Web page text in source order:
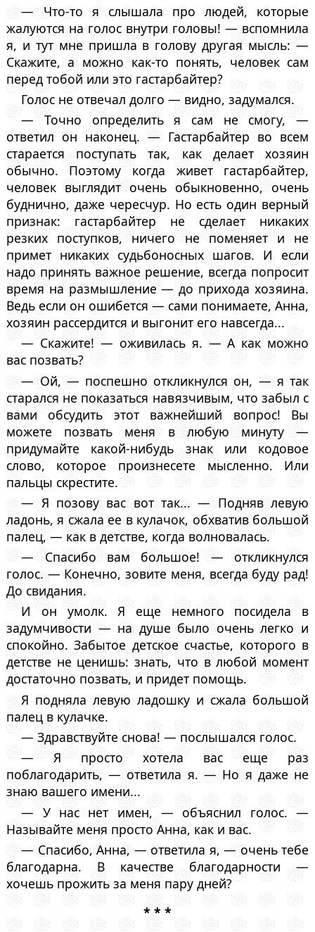
— Что-то я слышала про людей, которые
жалуются на голос внутри головы! — вспомнила
я, и тут мне пришла в голову другая мысль: —
Скажите, а можно как-то понять, человек сам
перед тобой или это гастарбайтер?
Голос не отвечал долго — видно, задумался.
— Точно определить я сам не смогу, —
ответил он наконец. — Гастарбайтер во всем
старается поступать так, как делает хозяин
обычно. Поэтому когда живет гастарбайтер,
человек выглядит очень обыкновенно, очень
буднично, даже чересчур. Но есть один верный
признак: гастарбайтер не сделает никаких
резких поступков, ничего не поменяет и не
примет никаких судьбоносных шагов. И если
надо принять важное решение, всегда попросит
время на размышление — до прихода хозяина.
Ведь если он ошибется — сами понимаете, Анна,
хозяин рассердится и выгонит его навсегда...
— Скажите! — оживилась я. — А как можно
вас позвать?
— Ой, — поспешно откликнулся он, — я так
старался не показаться навязчивым, что забыл с
вами обсудить этот важнейший вопрос! Вы
можете позвать меня в любую минуту —
придумайте какой-нибудь знак или кодовое
слово, которое произнесете мысленно. Или
пальцы скрестите.
— Я позову вас вот так... — Подняв левую
ладонь, я сжала ее в кулачок, обхватив большой
палец, — как в детстве, когда волновалась.
— Спасибо вам большое! — откликнулся
голос. — Конечно, зовите меня, всегда буду рад!
До свидания.
И он умолк. Я еще немного посидела в
задумчивости — на душе было очень легко и
спокойно. Забытое детское счастье, которого в
детстве не ценишь: знать, что в любой момент
достаточно позвать, и придет помощь.
Я подняла левую ладошку и сжала большой
палец в кулачке.
— Здравствуйте снова! — послышался голос.
— Я просто хотела вас еще раз
поблагодарить, — ответила я. — Но я даже не
знаю вашего имени...
— У нас нет имен, — объяснил голос. —
Называйте меня просто Анна, как и вас.
— Спасибо, Анна, — ответила я, — очень тебе
благодарна. В качестве благодарности —
хочешь прожить за меня пару дней?
* * *